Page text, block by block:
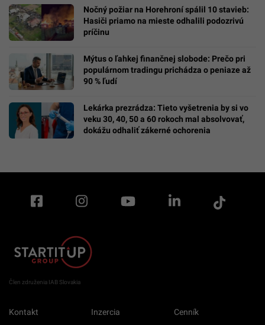
Nočný požiar na Horehroní spálil 10 stavieb:
Hasiči priamo na mieste odhalili podozrivú
príčinu
Mýtus o ľahkej finančnej slobode: Prečo pri
populárnom tradingu prichádza o peniaze až
90 % ľudí
Lekárka prezrádza: Tieto vyšetrenia by si vo
veku 30, 40, 50 a 60 rokoch mal absolvovať,
dokážu odhaliť zákerné ochorenia
Člen združenia IAB Slovakia
Kontakt Inzercia Cenník